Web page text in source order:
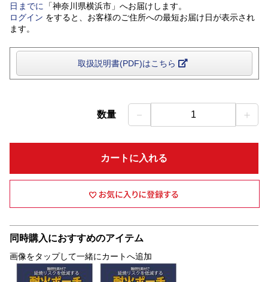
日 までに 「神奈川県横浜市」 へお届けします。
ログイン をすると、お客様のご住所への最短お届け日が表示され
ます。
取扱説明書(PDF)はこちら
数量 － 1 ＋
カートに入れる
同時購入におすすめのアイテム
画像をタップして一緒にカートへ追加